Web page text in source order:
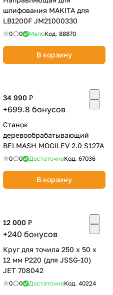
шлифования MAKITA для
LB1200F JM21000330
0 0 МалоКод. 88870
В корзину
34 990 ₽
+699.8 бонусов
Станок
деревообрабатывающий
BELMASH MOGILEV 2.0 S127А
0 0 ДостаточноКод. 67036
В корзину
12 000 ₽
+240 бонусов
Круг для точила 250 х 50 х
12 мм P220 (для JSSG-10)
JET 708042
0 0 ДостаточноКод. 40224